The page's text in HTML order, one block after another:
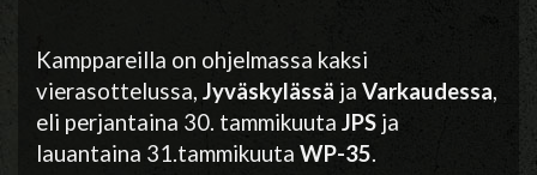
Kamppareilla on ohjelmassa kaksi
vierasottelussa, Jyväskylässä ja Varkaudessa,
eli perjantaina 30. tammikuuta JPS ja
lauantaina 31.tammikuuta WP-35.